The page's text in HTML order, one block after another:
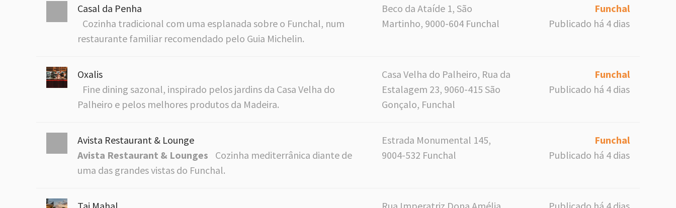
Casal da Penha
Cozinha tradicional com uma esplanada sobre o Funchal, num
restaurante familiar recomendado pelo Guia Michelin.
Beco da Ataíde 1, São
Martinho, 9000-604 Funchal
Funchal
Publicado há 4 dias
Oxalis
Fine dining sazonal, inspirado pelos jardins da Casa Velha do
Palheiro e pelos melhores produtos da Madeira.
Casa Velha do Palheiro, Rua da
Estalagem 23, 9060-415 São
Gonçalo, Funchal
Funchal
Publicado há 4 dias
Avista Restaurant & Lounge
Avista Restaurant & Lounges
Cozinha mediterrânica diante de
uma das grandes vistas do Funchal.
Estrada Monumental 145,
9004-532 Funchal
Funchal
Publicado há 4 dias